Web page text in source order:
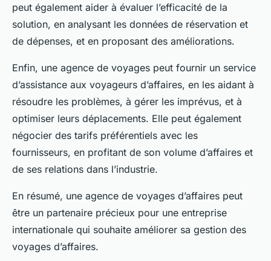
peut également aider à évaluer l’efficacité de la
solution, en analysant les données de réservation et
de dépenses, et en proposant des améliorations.
Enfin, une agence de voyages peut fournir un service
d’assistance aux voyageurs d’affaires, en les aidant à
résoudre les problèmes, à gérer les imprévus, et à
optimiser leurs déplacements. Elle peut également
négocier des tarifs préférentiels avec les
fournisseurs, en profitant de son volume d’affaires et
de ses relations dans l’industrie.
En résumé, une agence de voyages d’affaires peut
être un partenaire précieux pour une entreprise
internationale qui souhaite améliorer sa gestion des
voyages d’affaires.